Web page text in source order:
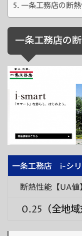
一条工務店の断
一条工務店の
一条工務店 i-シリ
断熱性能【UA値】
0.25（全地域